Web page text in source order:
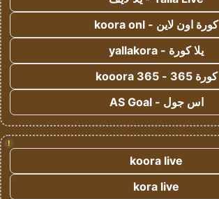
كورة اون لاين - koora onl
يلا كورة - yallakora
كورة 365 - kooora 365
اس جول - AS Goal
!
koora live
kora live